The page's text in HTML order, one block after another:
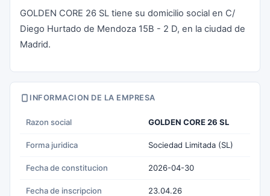
GOLDEN CORE 26 SL tiene su domicilio social en C/
Diego Hurtado de Mendoza 15B - 2 D, en la ciudad de
Madrid.
INFORMACION DE LA EMPRESA
Razon social GOLDEN CORE 26 SL
Forma juridica Sociedad Limitada (SL)
Fecha de constitucion 2026-04-30
Fecha de inscripcion 23.04.26